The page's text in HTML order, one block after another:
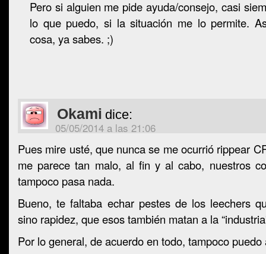
Pero si alguien me pide ayuda/consejo, casi
lo que puedo, si la situación me lo permite.
cosa, ya sabes. ;)
Okami dice:
05/05/2014 a las 21:06
Pues mire usté, que nunca se me ocurrió rippear
me parece tan malo, al fin y al cabo, nuestros
tampoco pasa nada.
Bueno, te faltaba echar pestes de los leechers
sino rapidez, que esos también matan a la
Por lo general, de acuerdo en todo, tampoco